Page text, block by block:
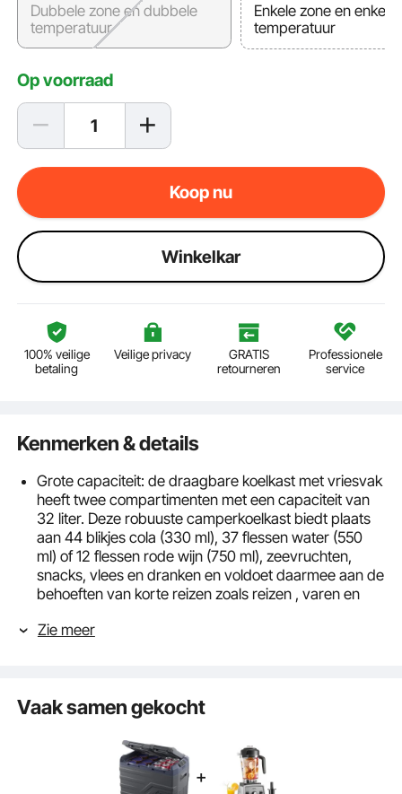
Dubbele zone en dubbele
temperatuur
Enkele zone en enkele
temperatuur
Op voorraad
Koop nu
Winkelkar
100% veilige
betaling
Veilige privacy
GRATIS
retourneren
Professionele
service
Kenmerken & details
Grote capaciteit: de draagbare koelkast met vriesvak
heeft twee compartimenten met een capaciteit van
32 liter. Deze robuuste camperkoelkast biedt plaats
aan 44 blikjes cola (330 ml), 37 flessen water (550
ml) of 12 flessen rode wijn (750 ml), zeevruchten,
snacks, vlees en dranken en voldoet daarmee aan de
behoeften van korte reizen zoals reizen , varen en
1,5 uur snelle koeling: deze 12 volt autokoelkast maakt
koelt snel af en werkt nog perfect, zelfs onder een
metgezel tijdens het kamperen buiten of op het werk
en houdt je eten vers. Je hebt geen ijsblokjes nodig,
waardoor eten niet bederft en je geld en ruimte
Zie meer
Vaak samen gekocht